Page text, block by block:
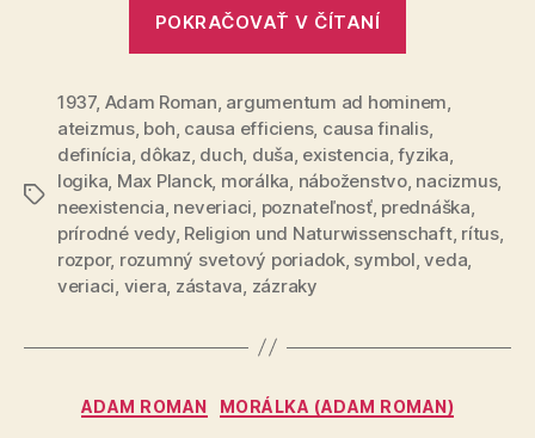
POKRAČOVAŤ V ČÍTANÍ
Plancka
k
Značky
1937, Adam Roman argumentum ad hominem
ateizmus, boh causa efficiens, causa finalis,
definícia dôkaz duch duša existencia ,fyzika
logika Max Planck, morálka náboženstvo, nacizmus,
neexistencia neveriaci poznateľnosť, prednáška
prírodné vedy, Religion und Naturwissenschaft, rítus,
rozpor, rozumný svetový poriadok, symbol ,veda
veriaci viera zástava zázraky
Kategórie
ADAM ROMAN MORÁLKA (ADAM ROMAN)